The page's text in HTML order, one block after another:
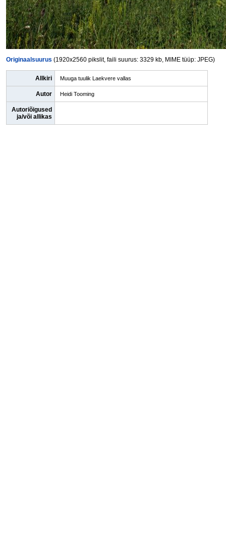
Originaalsuurus (1920x2560 pikslit, faili suurus: 3329 kb, MIME tüüp: JPEG)
Allkiri Muuga tuulik Laekvere vallas
Autor Heidi Tooming
Autoriõigused
ja/või allikas